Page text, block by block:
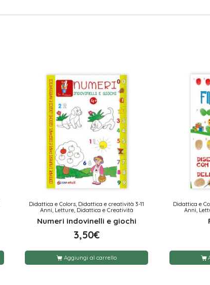
Didattica e Colors, Didattica e creatività 3-11
Anni, Letture, Didattica e Creatività
Numeri indovinelli e giochi
3,50€
Aggiungi al carrello
Didattica e
Anni,